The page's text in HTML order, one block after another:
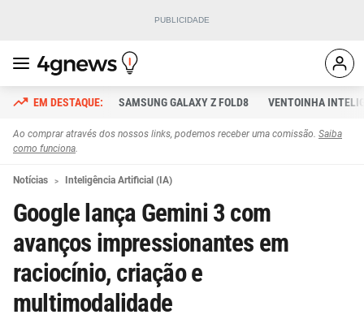
SAMSUNG GALAXY Z FOLD8 VENTOINHA
Ao comprar através dos nossos links, podemos receber uma comissão. Saiba
como funciona.
Notícias Inteligência Artificial (IA)
Google lança Gemini 3 com
avanços impressionantes em
raciocínio, criação e
multimodalidade